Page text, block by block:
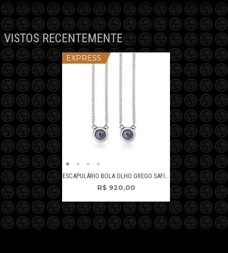
VISTOS RECENTEMENTE
EXPRESS
R$ 920,00